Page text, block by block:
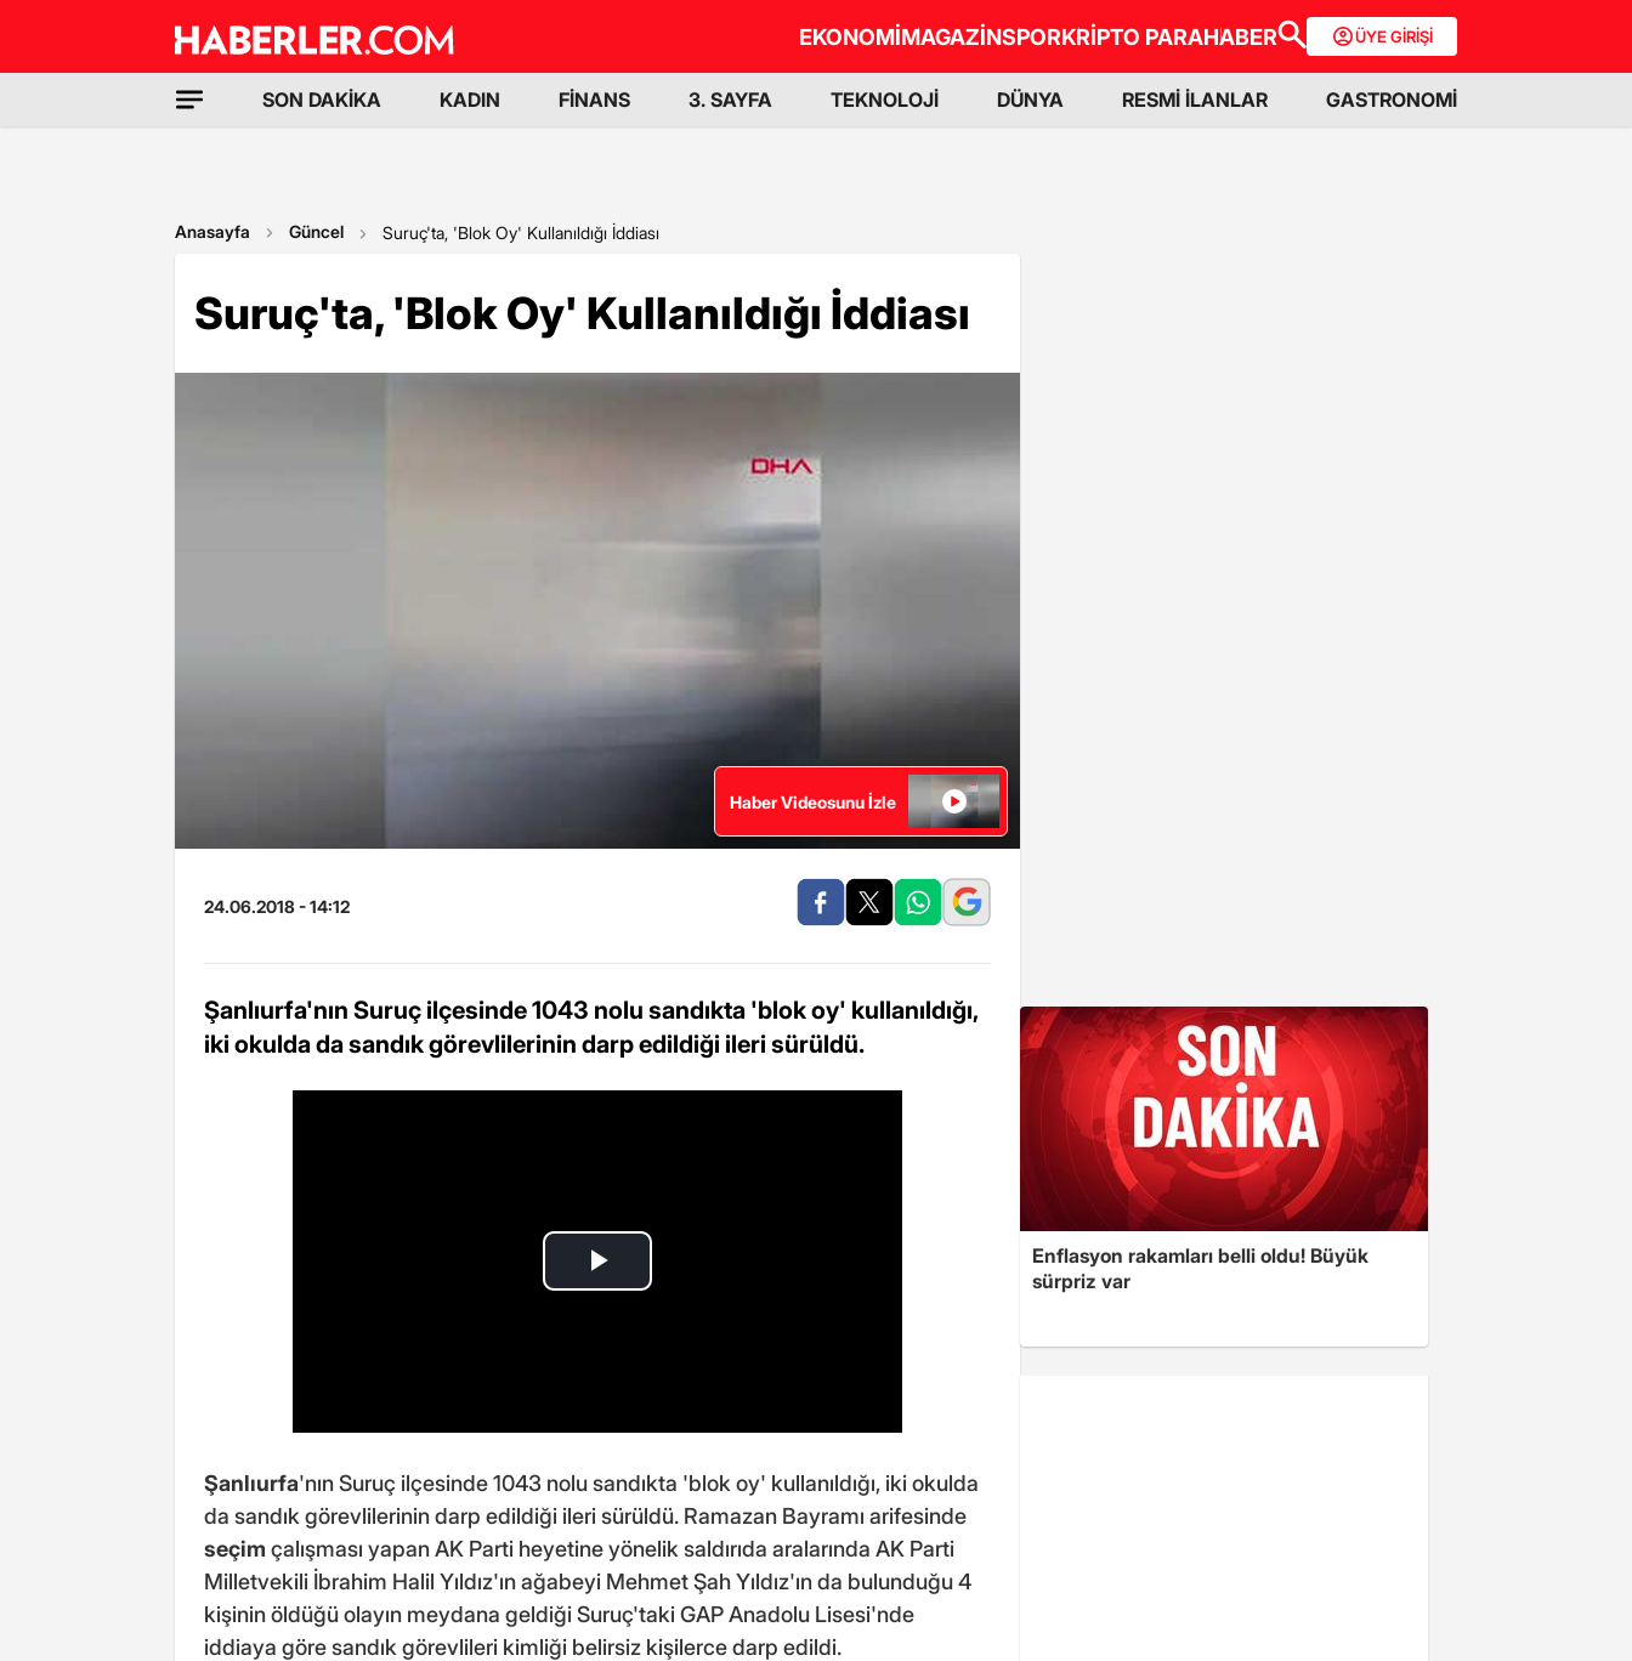
EKONOMİMAGAZİNSPORKRİPTO PARAHABER ÜYE GİRİŞİ
SON DAKİKA KADIN FİNANS 3. SAYFA TEKNOLOJİ DÜNYA RESMİ İLANLAR GASTRONOMİ
Anasayfa Güncel Suruç'ta, 'Blok Oy' Kullanıldığı İddiası
Suruç'ta, 'Blok Oy' Kullanıldığı İddiası
Haber Videosunu İzle
24.06.2018 - 14:12
Şanlıurfa'nın Suruç ilçesinde 1043 nolu sandıkta 'blok oy' kullanıldığı,
iki okulda da sandık görevlilerinin darp edildiği ileri sürüldü.
Şanlıurfa'nın Suruç ilçesinde 1043 nolu sandıkta 'blok oy' kullanıldığı, iki okulda
da sandık görevlilerinin darp edildiği ileri sürüldü. Ramazan Bayramı arifesinde
seçim çalışması yapan AK Parti heyetine yönelik saldırıda aralarında AK Parti
Milletvekili İbrahim Halil Yıldız'ın ağabeyi Mehmet Şah Yıldız'ın da bulunduğu 4
kişinin öldüğü olayın meydana geldiği Suruç'taki GAP Anadolu Lisesi'nde
iddiaya göre sandık görevlileri kimliği belirsiz kişilerce darp edildi.
Enflasyon rakamları belli oldu! Büyük
sürpriz var